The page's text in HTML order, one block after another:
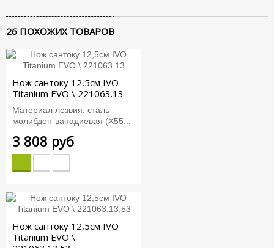
26 ПОХОЖИХ ТОВАРОВ
Нож сантоку 12,5см IVO
Titanium EVO \ 221063.13
Материал лезвия: сталь
молибден-ванадиевая (X55...
3 808 руб
Нож сантоку 12,5см IVO
Titanium EVO \